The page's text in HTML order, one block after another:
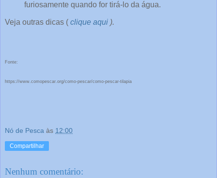
furiosamente quando for tirá-lo da água.
Veja outras dicas ( clique aqui ).
Fonte:
https://www.comopescar.org/como-pescar/como-pescar-tilapia
Nó de Pesca às 12:00
Compartilhar
Nenhum comentário: